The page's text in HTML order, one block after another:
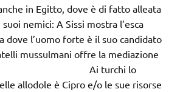
in Egitto, dove è di fatto alleata
suoi nemici: A Sissi mostra l’esca
dove l’uomo forte è il suo candidato
mussulmani offre la mediazione
Ai turchi lo
allodole è Cipro e/o le sue risorse